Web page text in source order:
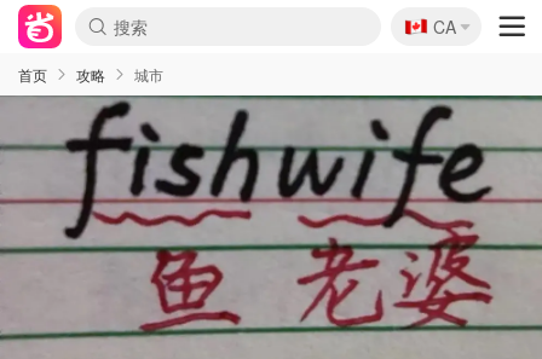
🇨🇦
CA
首页 攻略 城市